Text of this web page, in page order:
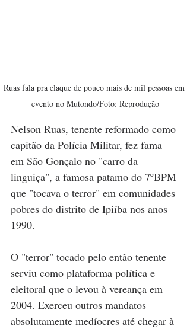
Ruas fala pra claque de pouco mais de mil pessoas em
evento no Mutondo/Foto: Reprodução
Nelson Ruas, tenente reformado como
capitão da Polícia Militar, fez fama
em São Gonçalo no "carro da
linguiça", a famosa patamo do 7ºBPM
que "tocava o terror" em comunidades
pobres do distrito de Ipiíba nos anos
1990.
O "terror" tocado pelo então tenente
serviu como plataforma política e
eleitoral que o levou à vereança em
2004. Exerceu outros mandatos
absolutamente medíocres até chegar à